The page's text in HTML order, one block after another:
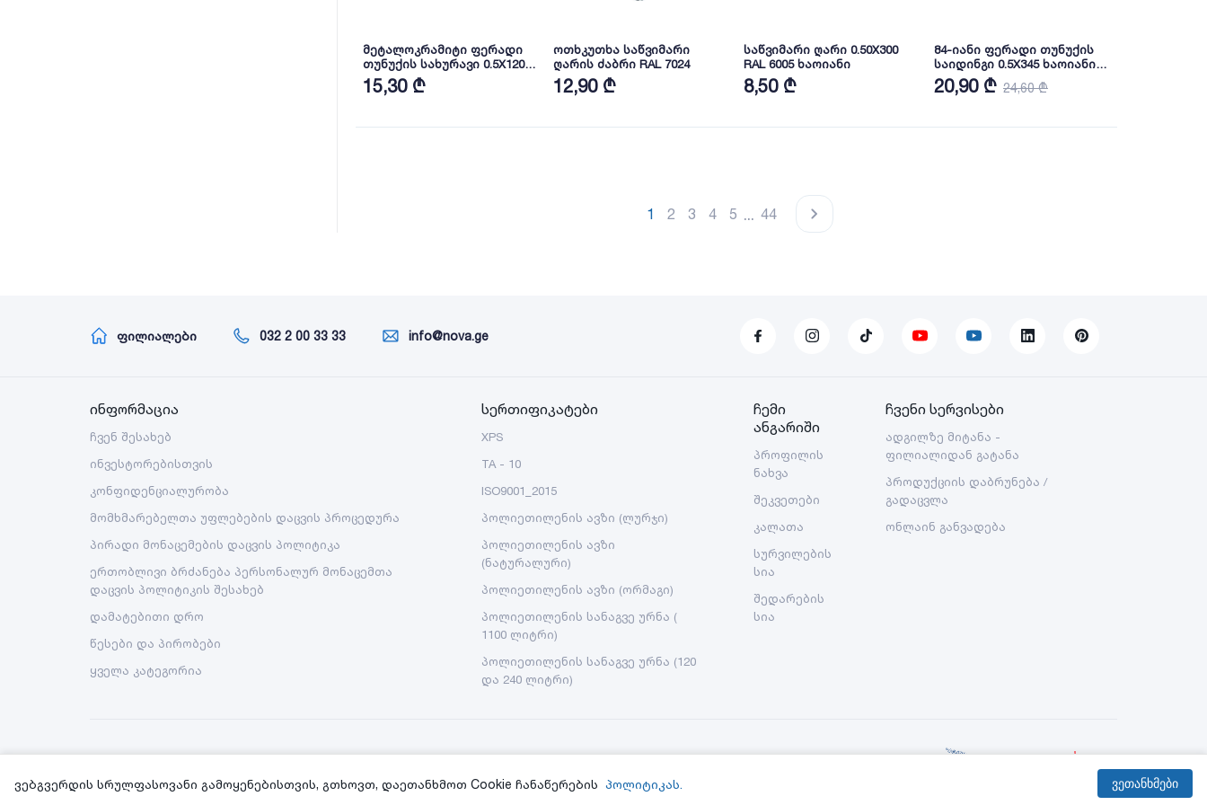
მეტალოკრამიტი ფერადი
თუნუქის სახურავი 0.5X1200
ხაოიანი RAL8004 NOVA
15,30 ₾
ოთხკუთხა საწვიმარი
ღარის ძაბრი RAL 7024
12,90 ₾
საწვიმარი ღარი 0.50X300
RAL 6005 ხაოიანი
8,50 ₾
84-იანი ფერადი თუნუქის
საიდინგი 0.5X345 ხაოიანი
WOOD GREY NOVA
20,90 ₾ 24,60 ₾
1 2 3 4 5 ... 44
ფილიალები 032 2 00 33 33 info@nova.ge
ინფორმაცია
ჩვენ შესახებ
ინვესტორებისთვის
კონფიდენციალურობა
მომხმარებელთა უფლებების დაცვის პროცედურა
პირადი მონაცემების დაცვის პოლიტიკა
ერთობლივი ბრძანება პერსონალურ მონაცემთა
დაცვის პოლიტიკის შესახებ
დამატებითი დრო
წესები და პირობები
ყველა კატეგორია
სერთიფიკატები
XPS
TA - 10
ISO9001_2015
პოლიეთილენის ავზი (ლურჯი)
პოლიეთილენის ავზი
(ნატურალური)
პოლიეთილენის ავზი (ორმაგი)
პოლიეთილენის სანაგვე ურნა (
1100 ლიტრი)
პოლიეთილენის სანაგვე ურნა (120
და 240 ლიტრი)
ჩემი
ანგარიში
პროფილის
ნახვა
შეკვეთები
კალათა
სურვილების
სია
შედარების
სია
ჩვენი სერვისები
ადგილზე მიტანა -
ფილიალიდან გატანა
პროდუქციის დაბრუნება /
გადაცვლა
ონლაინ განვადება
ვებგვერდის სრულფასოვანი გამოყენებისთვის, გთხოვთ, დაეთანხმოთ Cookie ჩანაწერების პოლიტიკას. ვეთანხმები